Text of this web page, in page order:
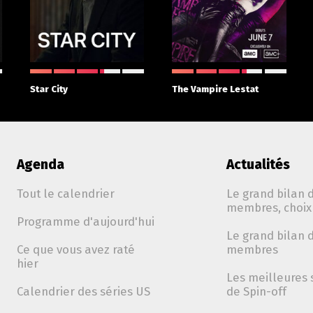
Star City The Vampire Lestat
Agenda
Tout le calendrier
Programme d'aujourd'hui
Ce que vous avez raté
hier
Calendrier des séries US
Actualités
Le grand bilan
membres,
Le grand bilan
membres
Les meilleures
de Spin-off